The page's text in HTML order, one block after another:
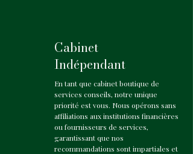
Cabinet
Indépendant
En tant que cabinet boutique de
services conseils, notre unique
priorité est vous. Nous opérons sans
affiliations aux institutions financières
ou fournisseurs de services,
garantissant que nos
recommandations sont impartiales et